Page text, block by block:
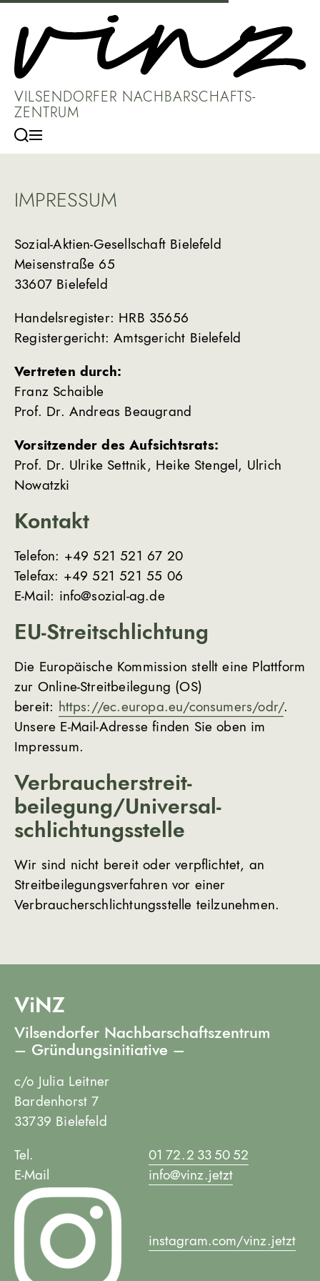
S
VILSENDORFER NACHBARSCHAFTS­
ZENTRUM
S
e
c
h
M
IMPRESSUM
Sozial-Aktien-Gesellschaft Bielefeld
Meisenstraße 65
33607 Bielefeld
Handelsregister: HRB 35656
Registergericht: Amtsgericht Bielefeld
Vertreten durch:
Franz Schaible
Prof. Dr. Andreas Beaugrand
Vorsitzender des Aufsichtsrats:
Prof. Dr. Ulrike Settnik, Heike Stengel, Ulrich
Nowatzki
Kontakt
Telefon: +49 521 521 67 20
Telefax: +49 521 521 55 06
E-Mail: info@sozial-ag.de
EU-Streitschlichtung
Die Europäische Kommission stellt eine Plattform
zur Online-Streitbeilegung (OS)
bereit: https://ec.europa.eu/consumers/odr/.
Unsere E-Mail-Adresse finden Sie oben im
Impressum.
Verbraucher­streit­
beilegung/Universal­
schlichtungs­stelle
Wir sind nicht bereit oder verpflichtet, an
Streitbeilegungsverfahren vor einer
Verbraucherschlichtungsstelle teilzunehmen.
ViNZ
Vilsendorfer Nachbarschaftszentrum
– Gründungsinitiative –
c/o Julia Leitner
Bardenhorst 7
33739 Bielefeld
Tel.
01 72 . 2 33 50 52
E-Mail
info@vinz.jetzt
instagram.com/vinz.jetzt